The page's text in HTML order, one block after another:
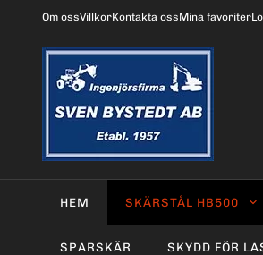
Om ossVillkorKontakta ossMina favoriter
HEM SKÄRSTÅL HB500
SPARSKÄR SKYDD FÖR